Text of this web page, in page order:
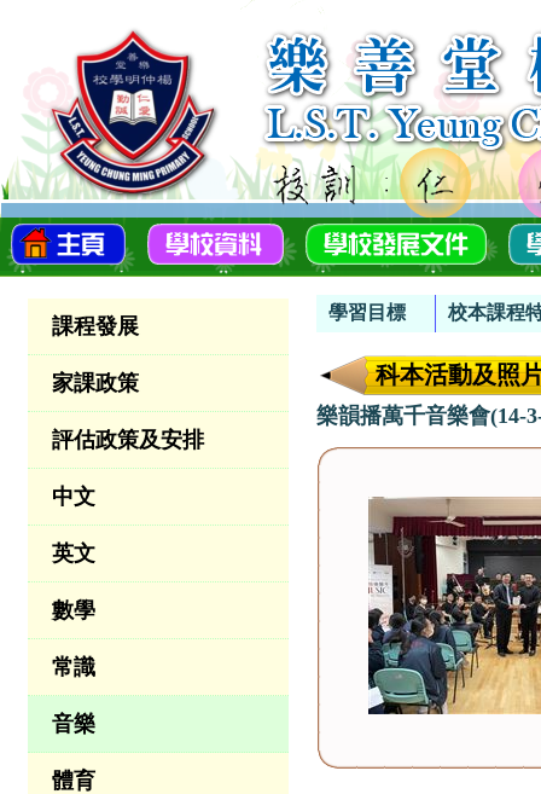
課程發展
家課政策
評估政策及安排
中文
英文
數學
常識
音樂
體育
學習目標 校本課程
科本活動及照
樂韻播萬千音樂會(14-